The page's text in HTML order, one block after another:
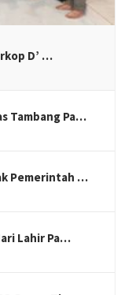
D’ …
Tambang Pa…
Pemerintah …
Lahir Pa…